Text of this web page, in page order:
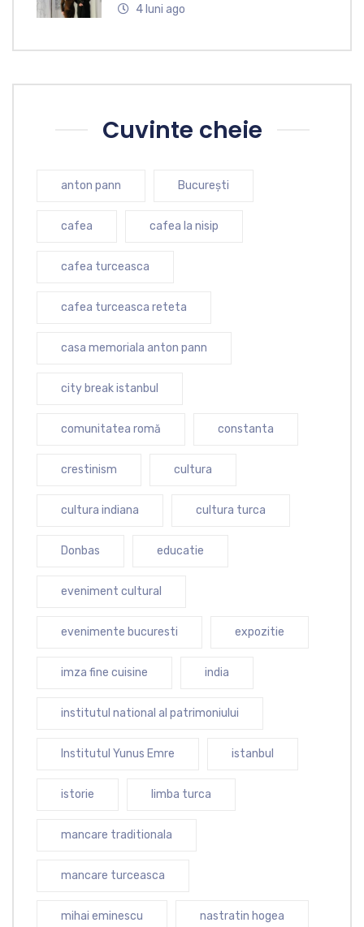
4 luni ago
Cuvinte cheie
anton pann București
cafea cafea la nisip
cafea turceasca
cafea turceasca reteta
casa memoriala anton pann
city break istanbul
comunitatea romă constanta
crestinism cultura
cultura indiana cultura turca
Donbas educatie
eveniment cultural
evenimente bucuresti expozitie
imza fine cuisine india
institutul national al patrimoniului
Institutul Yunus Emre istanbul
istorie limba turca
mancare traditionala
mancare turceasca
mihai eminescu nastratin hogea